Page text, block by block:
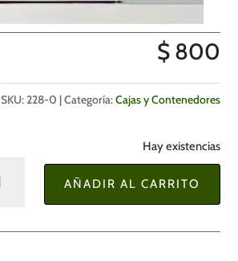
$800
SKU:228-0 Categoría:Cajas y Contenedores
Hay existencias
AÑADIR AL CARRITO